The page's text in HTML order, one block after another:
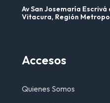
Av San Josemaría
Vitacura, Región
Accesos
Quienes Somos